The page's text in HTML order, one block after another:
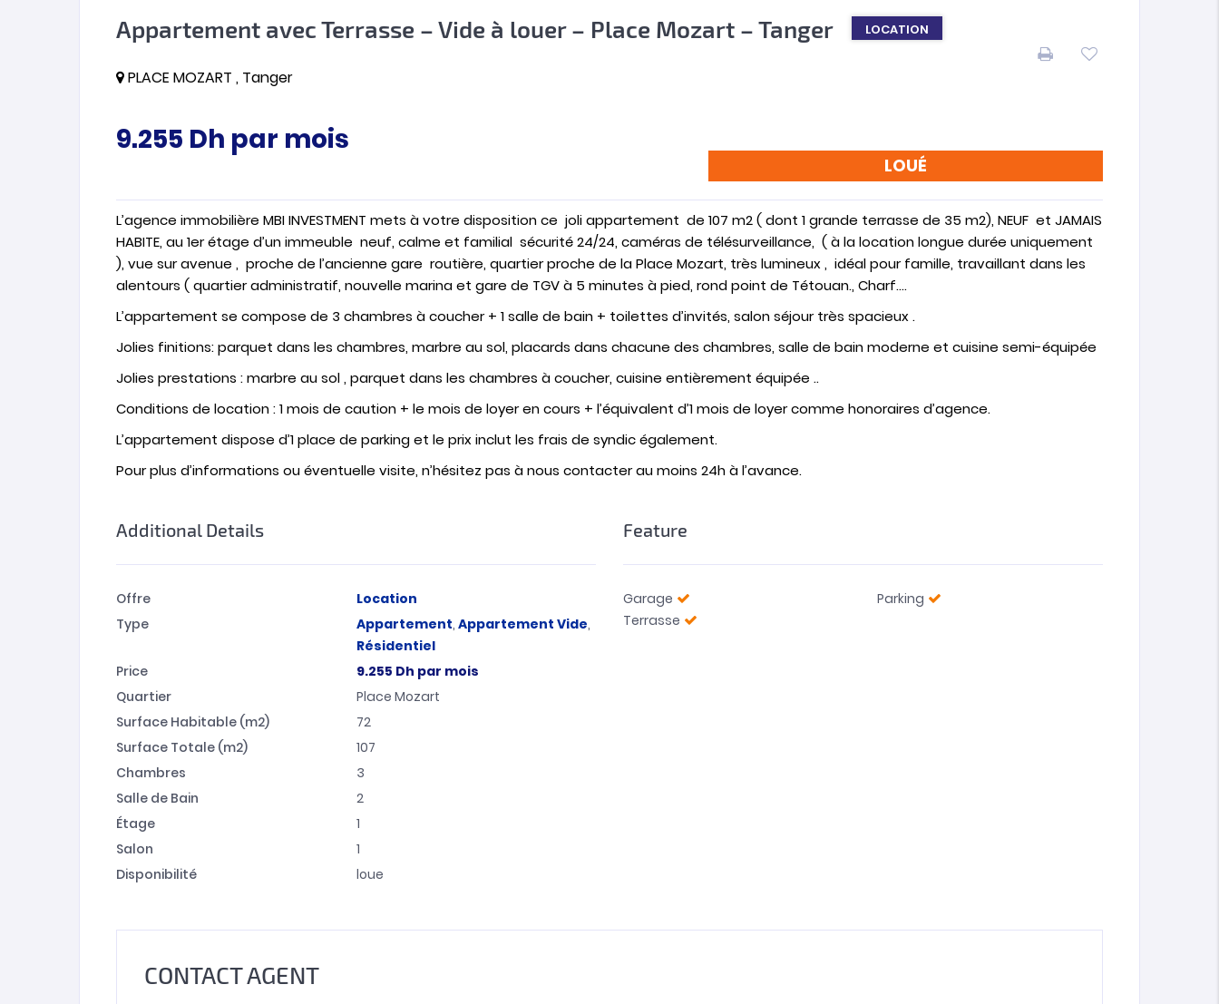
Appartement avec Terrasse – Vide à louer – Place Mozart – Tanger LOCATION
PLACE MOZART , Tanger
9.255 Dh par mois
LOUÉ
L’agence immobilière MBI INVESTMENT mets à votre disposition ce joli appartement de 107 m2 ( dont 1 grande terrasse de 35 m2), NEUF et JAMAIS
HABITE, au 1er étage d’un immeuble neuf, calme et familial sécurité 24/24, caméras de télésurveillance, ( à la location longue durée uniquement
), vue sur avenue , proche de l’ancienne gare routière, quartier proche de la Place Mozart, très lumineux , idéal pour famille, travaillant dans les
alentours ( quartier administratif, nouvelle marina et gare de TGV à 5 minutes à pied, rond point de Tétouan., Charf….
L’appartement se compose de 3 chambres à coucher + 1 salle de bain + toilettes d’invités, salon séjour très spacieux .
Jolies finitions: parquet dans les chambres, marbre au sol, placards dans chacune des chambres, salle de bain moderne et cuisine semi-équipée
Jolies prestations : marbre au sol , parquet dans les chambres à coucher, cuisine entièrement équipée ..
Conditions de location : 1 mois de caution + le mois de loyer en cours + l’équivalent d’1 mois de loyer comme honoraires d’agence.
L’appartement dispose d’1 place de parking et le prix inclut les frais de syndic également.
Pour plus d’informations ou éventuelle visite, n’hésitez pas à nous contacter au moins 24h à l’avance.
Additional Details
Offre
Location
Type
Appartement, Appartement Vide,
Résidentiel
Price
9.255 Dh par mois
Quartier
Place Mozart
Surface Habitable (m2)
72
Surface Totale (m2)
107
Chambres
3
Salle de Bain
2
Étage
1
Salon
1
Disponibilité
loue
Feature
Garage
Parking
Terrasse
CONTACT AGENT